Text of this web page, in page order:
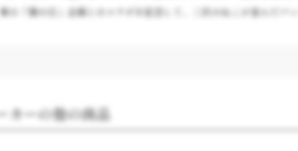
東の「猫の日」企画とのコラボを記念して、二匹のねこが並んだパ
カーの他の商品